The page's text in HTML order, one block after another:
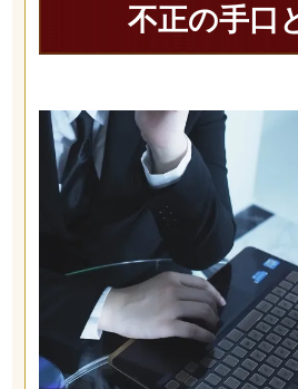
不正の手口